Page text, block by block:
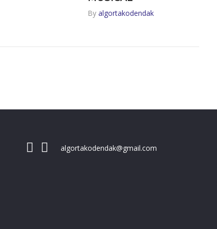
By algortakodendak
algortakodendak@gmail.com